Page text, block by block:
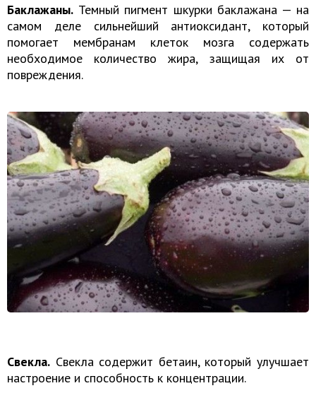
Баклажаны. Темный пигмент шкурки баклажана — на
самом деле сильнейший антиоксидант, который
помогает мембранам клеток мозга содержать
необходимое количество жира, защищая их от
повреждения.
Свекла. Свекла содержит бетаин, который улучшает
настроение и способность к концентрации.